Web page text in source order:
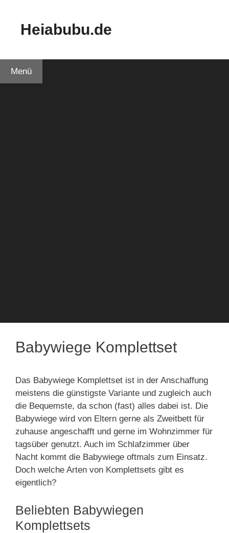
springenHeiabubu.de
Menü
Babywiege Komplettset
Das Babywiege Komplettset ist in der Anschaffung
meistens die günstigste Variante und zugleich auch
die Bequemste, da schon (fast) alles dabei ist. Die
Babywiege wird von Eltern gerne als Zweitbett für
zuhause angeschafft und gerne im Wohnzimmer für
tagsüber genutzt. Auch im Schlafzimmer über
Nacht kommt die Babywiege oftmals zum Einsatz.
Doch welche Arten von Komplettsets gibt es
eigentlich?
Beliebten Babywiegen
Komplettsets